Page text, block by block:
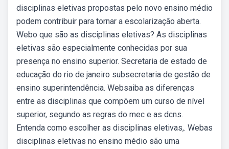
disciplinas eletivas propostas pelo novo ensino médio
podem contribuir para tornar a escolarização aberta.
Webo que são as disciplinas eletivas? As disciplinas
eletivas são especialmente conhecidas por sua
presença no ensino superior. Secretaria de estado de
educação do rio de janeiro subsecretaria de gestão de
ensino superintendência. Websaiba as diferenças
entre as disciplinas que compõem um curso de nível
superior, segundo as regras do mec e as dcns.
Entenda como escolher as disciplinas eletivas,. Webas
disciplinas eletivas no ensino médio são uma